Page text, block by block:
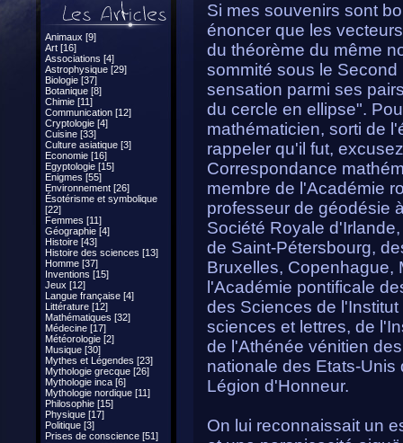
Animaux [9]
Art [16]
Associations [4]
Astrophysique [29]
Biologie [37]
Botanique [8]
Chimie [11]
Communication [12]
Cryptologie [4]
Cuisine [33]
Culture asiatique [3]
Economie [16]
Egyptologie [15]
Enigmes [55]
Environnement [26]
Ésotérisme et symbolique
[22]
Femmes [11]
Géographie [4]
Histoire [43]
Histoire des sciences [13]
Homme [37]
Inventions [15]
Jeux [12]
Langue française [4]
Littérature [12]
Mathématiques [32]
Médecine [17]
Météorologie [2]
Musique [30]
Mythes et Légendes [23]
Mythologie grecque [26]
Mythologie inca [6]
Mythologie nordique [11]
Philosophie [15]
Physique [17]
Politique [3]
Prises de conscience [51]
Si mes souvenirs sont
énoncer que les
du théorème du même
sommité sous le
sensation parmi ses
du cercle en ellipse".
mathématicien, sorti de
rappeler qu'il fut,
Correspondance
membre de l'Académie
professeur de géodésie
Société Royale
de Saint-Pétersbourg,
Bruxelles, Copenhague,
l'Académie pontificale
des Sciences de
sciences et lettres, de
de l'Athénée vénitien
nationale des Etats-
Légion d'Honneur.
On lui reconnaissait un